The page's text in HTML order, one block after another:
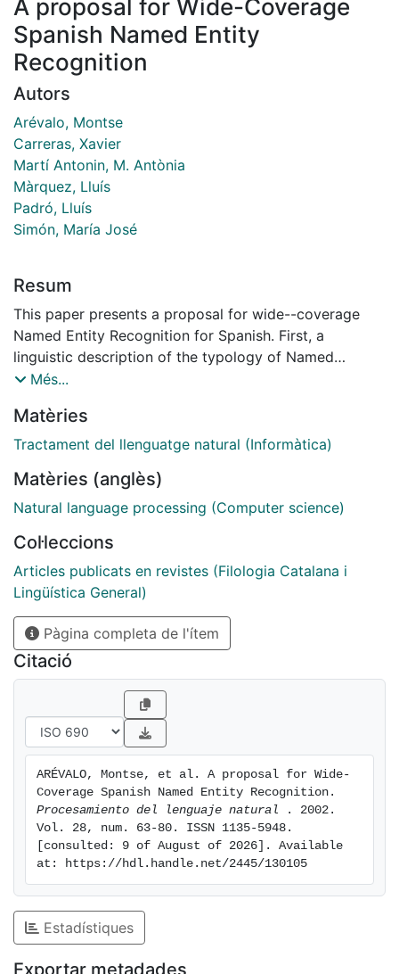
A proposal for Wide-Coverage
Spanish Named Entity
Recognition
Autors
Arévalo, Montse
Carreras, Xavier
Martí Antonin, M. Antònia
Màrquez, Lluís
Padró, Lluís
Simón, María José
Resum
This paper presents a proposal for wide--coverage
Named Entity Recognition for Spanish. First, a
linguistic description of the typology of Named
Entities is proposed. Following this definition an
addressing the recognition and classification of strong
and weak Named Entities. The former are treated
simple attributes requiring non tagged corpora
complemented with external information sources (a
approached through a context free grammar for
recognizing syntactic patterns. A deep evaluation of
the first task on real corpora to validate the
appropriateness of the approach is presented. A
preliminar version of the context free grammar is
qualitatively evaluated with also good results on a
small hand--tagged corpus.
Més...
Matèries
Tractament del llenguatge natural (Informàtica)
Matèries (anglès)
Natural language processing (Computer science)
Col·leccions
Articles publicats en revistes (Filologia Catalana i
Lingüística General)
Pàgina completa de l'ítem
Citació
ARÉVALO, Montse, et al. A proposal for Wide-
Procesamiento del lenguaje natural
. 2002.
Vol. 28, num. 63-80. ISSN 1135-5948.
[consulted: 9 of August of 2026]. Available
at: https://hdl.handle.net/2445/130105
Estadístiques